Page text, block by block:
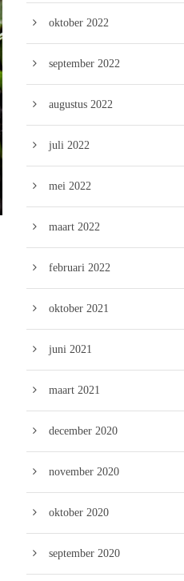
oktober 2022
september 2022
augustus 2022
juli 2022
mei 2022
maart 2022
februari 2022
oktober 2021
juni 2021
maart 2021
december 2020
november 2020
oktober 2020
september 2020